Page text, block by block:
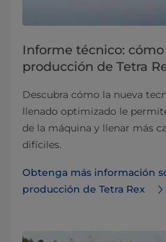
Informe técnico:
producción de Tetra
Descubra cómo la nueva
llenado optimizado le
de la máquina y llenar más
difíciles.
Obtenga más información
producción de Tetra Rex